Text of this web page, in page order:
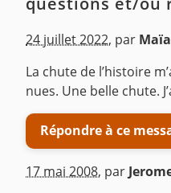
24 juillet 2022, par
La chute de l’histoire
nues. Une belle chute.
Répondre à ce
17 mai 2008, par